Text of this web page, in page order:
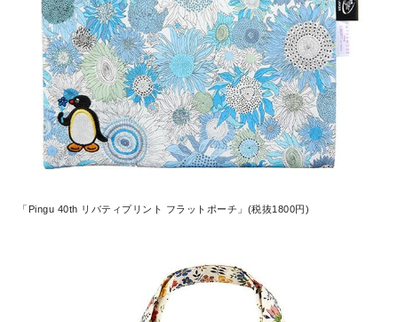
「Pingu 40th リバティプリント フラットポーチ」(税抜1800円)